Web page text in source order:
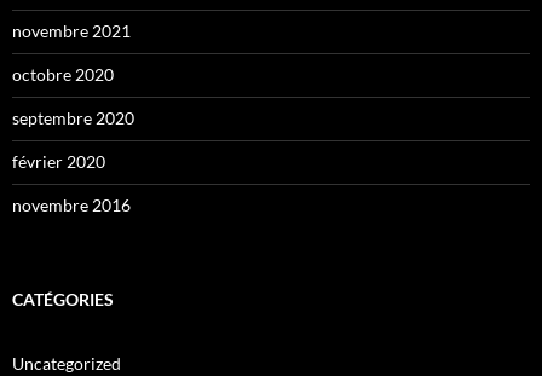
novembre 2021
octobre 2020
septembre 2020
février 2020
novembre 2016
CATÉGORIES
Uncategorized